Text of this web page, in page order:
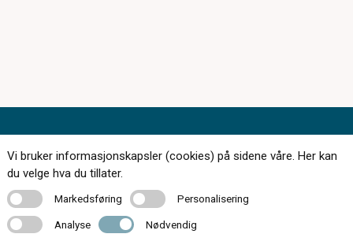
174 butikker over hele landet
Kontakt oss
Vi bruker informasjonskapsler (cookies) på sidene våre. Her kan
du velge hva du tillater.
MarkedsføringMarkedsføring PersonaliseringPersonalisering
Analyse Analyse Nødvendig Nødvendig